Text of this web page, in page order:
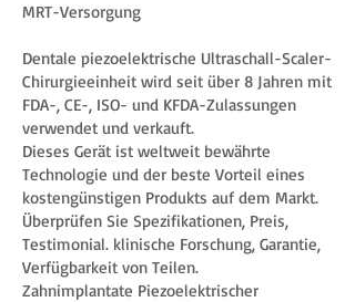
MRT-Versorgung
Dentale piezoelektrische Ultraschall-Scaler-
Chirurgieeinheit wird seit über 8 Jahren mit
FDA-, CE-, ISO- und KFDA-Zulassungen
verwendet und verkauft.
Dieses Gerät ist weltweit bewährte
Technologie und der beste Vorteil eines
kostengünstigen Produkts auf dem Markt.
Überprüfen Sie Spezifikationen, Preis,
Testimonial. klinische Forschung, Garantie,
Verfügbarkeit von Teilen.
Zahnimplantate Piezoelektrischer